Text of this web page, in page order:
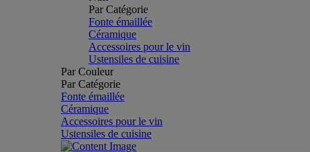
Par Catégorie
Fonte émaillée
Céramique
Accessoires pour le vin
Ustensiles de cuisine
Par Couleur
Par Catégorie
Fonte émaillée
Céramique
Accessoires pour le vin
Ustensiles de cuisine